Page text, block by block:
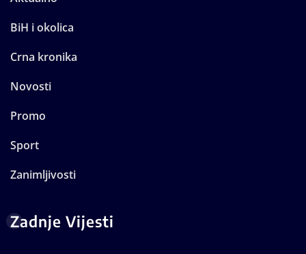
BiH i okolica
Crna kronika
Novosti
Promo
Sport
Zanimljivosti
Zadnje Vijesti